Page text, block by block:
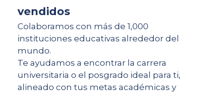
vendidos
Colaboramos con más de 1,000
instituciones educativas alrededor del
mundo.
Te ayudamos a encontrar la carrera
universitaria o el posgrado ideal para ti,
alineado con tus metas académicas y